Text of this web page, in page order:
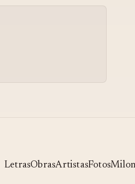
05
LetrasObrasArtistasFotos